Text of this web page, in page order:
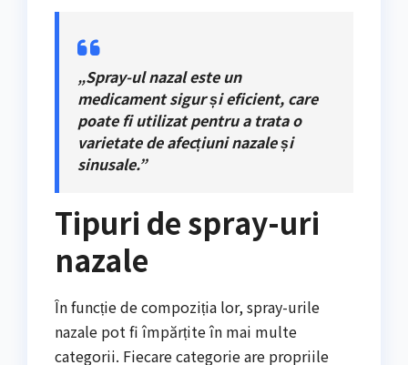
„Spray-ul nazal este un
medicament sigur și eficient, care
poate fi utilizat pentru a trata o
varietate de afecțiuni nazale și
sinusale.”
Tipuri de spray-uri
nazale
În funcție de compoziția lor, spray-urile
nazale pot fi împărțite în mai multe
categorii. Fiecare categorie are propriile